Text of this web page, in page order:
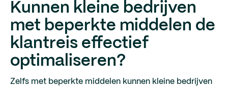
Kunnen kleine bedrijven
met beperkte middelen de
klantreis effectief
optimaliseren?
Zelfs met beperkte middelen kunnen kleine bedrijven